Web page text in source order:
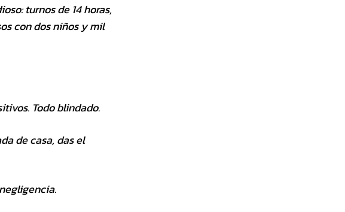
turnos de 14 horas,
con dos niños y mil
Todo blindado.
de casa, das el